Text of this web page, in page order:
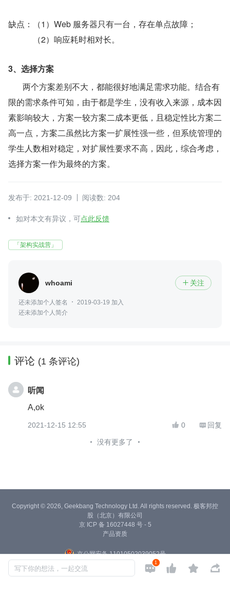
缺点：（1）Web 服务器只有一台，存在单点故障；
（2）响应耗时相对长。
3、选择方案
限的需求条件可知，由于都是学生，没有收入来源，成本因
素影响较大，方案一较方案二成本更低，且稳定性比方案二
高一点，方案二虽然比方案一扩展性强一些，但系统管理的
学生人数相对稳定，对扩展性要求不高，因此，综合考虑，
选择方案一作为最终的方案。
发布于: 2021-12-09 阅读数: 204
如对本文有异议，可点此反馈
「架构实战营」
whoami  关注
还未添加个人签名
2019-03-19 加入
还未添加个人简介
评论 (1 条评论)
听闻
A,ok
2021-12-15 12:55  0  回复
没有更多了
写下你的想法，一起交流 
1   
Copyright © 2026, Geekbang Technology Ltd. All rights reserved. 极客邦控
股（北京）有限公司
京 ICP 备 16027448 号 - 5
产品资质
京公网安备 11010502039052号